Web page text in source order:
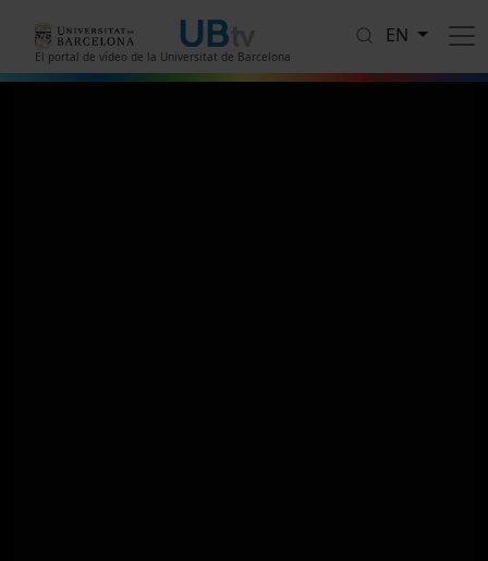
El portal de vídeo de la Universitat de Barcelona
EN